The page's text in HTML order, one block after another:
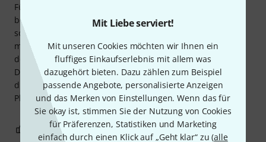
Mit Liebe serviert!
Mit unseren Cookies möchten wir Ihnen ein
fluffiges Einkaufserlebnis mit allem was
dazugehört bieten. Dazu zählen zum Beispiel
passende Angebote, personalisierte Anzeigen
und das Merken von Einstellungen. Wenn das für
Sie okay ist, stimmen Sie der Nutzung von Cookies
für Präferenzen, Statistiken und Marketing
einfach durch einen Klick auf „Geht klar“ zu (alle
Für mein Board brauchte ich ein Expressionpedal, das im
besten Fall nicht nur über einen Weg ansteuerbar ist,
sofern ist die Position samt Funktion einmal wechseln
möchte. Das es besonders klein ist, spart zudem Platz auf
dem Board. Super Teil, würde ich immer wieder wählen.
Das mein Fuß größer ist, als der Effekt, stört mich nicht,
diese Riesen Wahs und andere Pedale sind wahre
Platzmonster.
0 BEWERTUNG MELDEN